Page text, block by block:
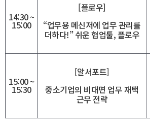
14:30 ~
15:00
[플로우]
“업무용 메신저에 업무 관리를
더하다!” 쉬운 협업툴, 플로우
15:00 ~
15:30
[알서포트]
중소기업의 비대면 업무 재택
근무 전략